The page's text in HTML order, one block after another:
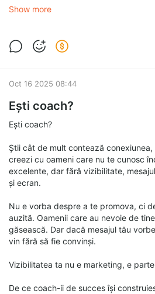
vor, în sfârșit, claritate, control și
- cum să-ți construiești propriul
separate;
- cum să folosești A.I. pentru a lucra
bine, fără să pierzi autenticitatea;
- cum să treci de la postări și reclame
care atrage, educă și convertește.
Show more
Oct 16 2025 08:44
Ești coach?
Ești coach?
Știi cât de mult contează
creezi cu oameni care nu te cunosc
excelente, dar fără vizibilitate,
și ecran.
Nu e vorba despre a te promova, ci
auzită. Oamenii care au nevoie de
găsească. Dar dacă mesajul tău
vin fără să fie convinși.
Vizibilitatea ta nu e marketing, e
De ce coach-ii de succes își